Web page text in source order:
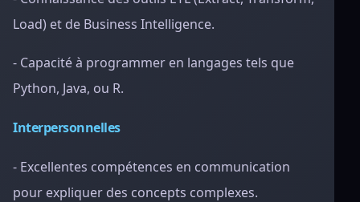
Load) et de Business Intelligence.
- Capacité à programmer en langages tels que
Python, Java, ou R.
Interpersonnelles
- Excellentes compétences en communication
pour expliquer des concepts complexes.